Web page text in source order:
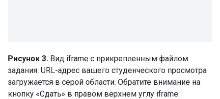
Рисунок 3. Вид iframe с прикрепленным файлом
задания. URL-адрес вашего студенческого просмотра
загружается в серой области. Обратите внимание на
кнопку «Сдать» в правом верхнем углу iframe.